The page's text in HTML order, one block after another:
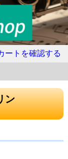
ートを確認する
ン